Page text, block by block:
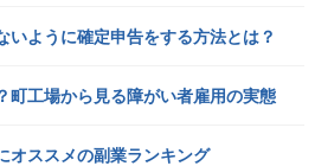
いように確定申告をする方法とは？
町工場から見る障がい者雇用の実態
オススメの副業ランキング